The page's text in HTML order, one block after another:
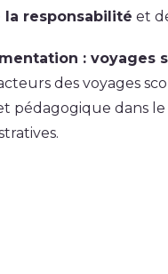
la responsabilité et
: voyages
des voyages
pédagogique dans